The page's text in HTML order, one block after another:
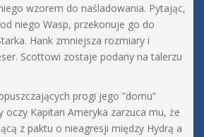
wzorem do naśladowania. Pytając,
niego Wasp, przekonuje go do
Hank zmniejsza rozmiary i
Scottowi zostaje podany na talerzu
progi jego ”domu”
oczy Kapitan Ameryka zarzuca mu, że
z paktu o nieagresji między Hydrą a